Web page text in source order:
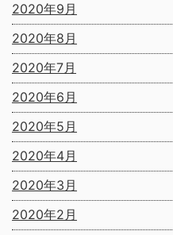
2020年9月
2020年8月
2020年7月
2020年6月
2020年5月
2020年4月
2020年3月
2020年2月